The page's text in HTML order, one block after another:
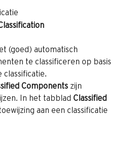
te classificeren op basis
classificatie.
Components zijn
In het tabblad Classified
aan een classificatie